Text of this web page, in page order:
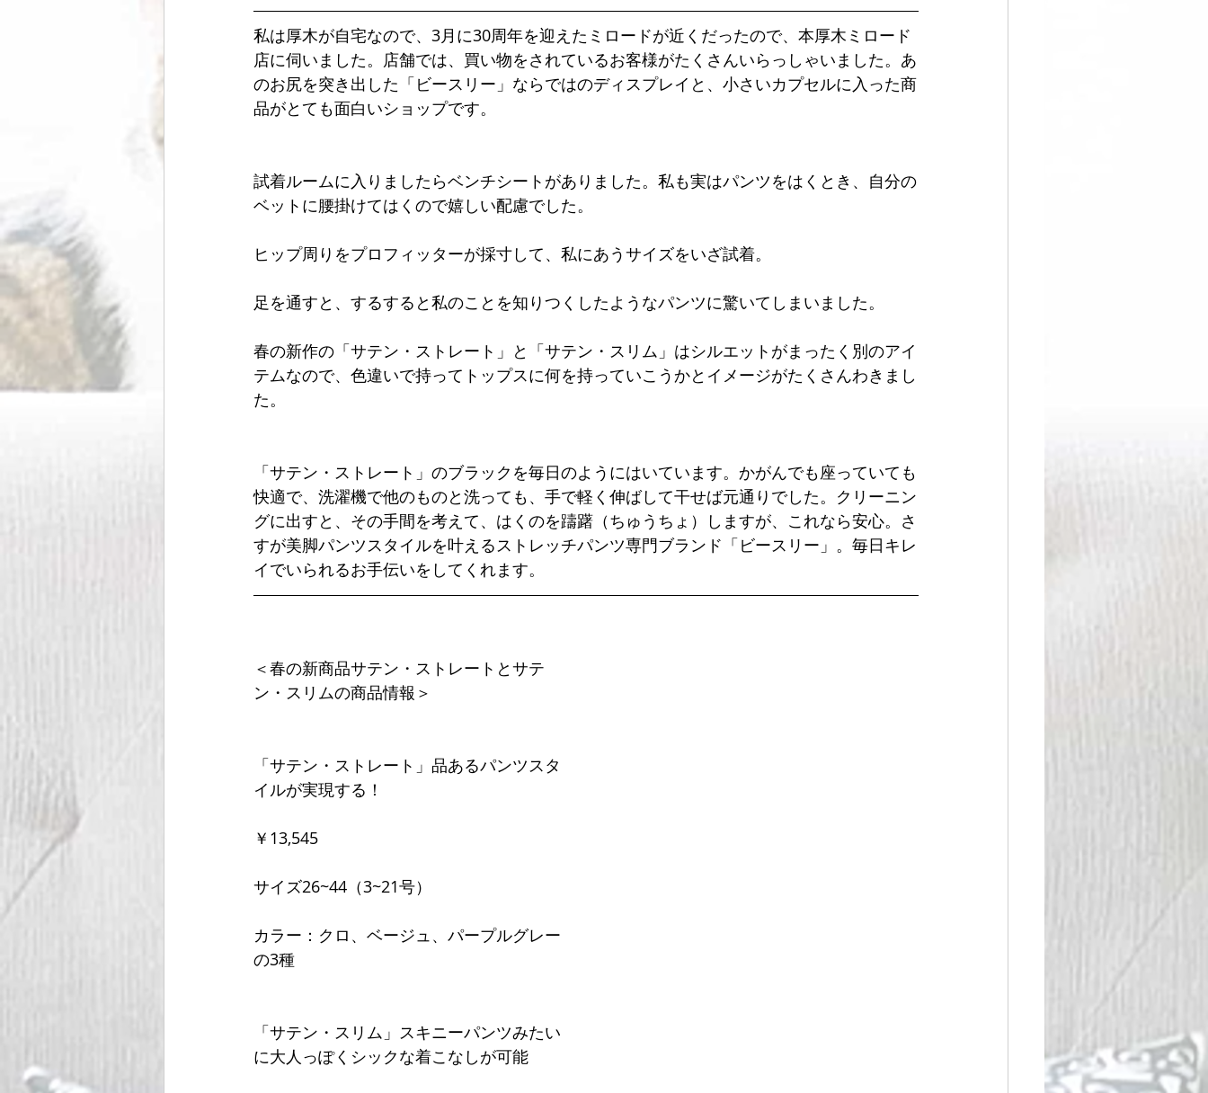
私は厚木が自宅なので、3月に30周年を迎えたミロードが近くだったので、本厚木ミロード
店に伺いました。店舗では、買い物をされているお客様がたくさんいらっしゃいました。あ
のお尻を突き出した「ビースリー」ならではのディスプレイと、小さいカプセルに入った商
品がとても面白いショップです。
試着ルームに入りましたらベンチシートがありました。私も実はパンツをはくとき、自分の
ベットに腰掛けてはくので嬉しい配慮でした。
ヒップ周りをプロフィッターが採寸して、私にあうサイズをいざ試着。
足を通すと、するすると私のことを知りつくしたようなパンツに驚いてしまいました。
春の新作の「サテン・ストレート」と「サテン・スリム」はシルエットがまったく別のアイ
テムなので、色違いで持ってトップスに何を持っていこうかとイメージがたくさんわきまし
た。
「サテン・ストレート」のブラックを毎日のようにはいています。かがんでも座っていても
快適で、洗濯機で他のものと洗っても、手で軽く伸ばして干せば元通りでした。クリーニン
グに出すと、その手間を考えて、はくのを躊躇（ちゅうちょ）しますが、これなら安心。さ
すが美脚パンツスタイルを叶えるストレッチパンツ専門ブランド「ビースリー」。毎日キレ
イでいられるお手伝いをしてくれます。
＜春の新商品サテン・ストレートとサテ
ン・スリムの商品情報＞
「サテン・ストレート」品あるパンツスタ
イルが実現する！
￥13,545
サイズ26~44（3~21号）
カラー：クロ、ベージュ、パープルグレー
の3種
「サテン・スリム」スキニーパンツみたい
に大人っぽくシックな着こなしが可能